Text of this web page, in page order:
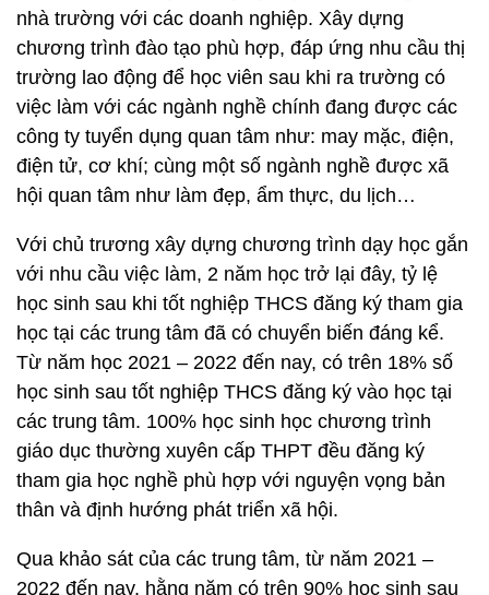
nhà trường với các doanh nghiệp. Xây dựng
chương trình đào tạo phù hợp, đáp ứng nhu cầu thị
trường lao động để học viên sau khi ra trường có
việc làm với các ngành nghề chính đang được các
công ty tuyển dụng quan tâm như: may mặc, điện,
điện tử, cơ khí; cùng một số ngành nghề được xã
hội quan tâm như làm đẹp, ẩm thực, du lịch…
Với chủ trương xây dựng chương trình dạy học gắn
với nhu cầu việc làm, 2 năm học trở lại đây, tỷ lệ
học sinh sau khi tốt nghiệp THCS đăng ký tham gia
học tại các trung tâm đã có chuyển biến đáng kể.
Từ năm học 2021 – 2022 đến nay, có trên 18% số
học sinh sau tốt nghiệp THCS đăng ký vào học tại
các trung tâm. 100% học sinh học chương trình
giáo dục thường xuyên cấp THPT đều đăng ký
tham gia học nghề phù hợp với nguyện vọng bản
thân và định hướng phát triển xã hội.
Qua khảo sát của các trung tâm, từ năm 2021 –
2022 đến nay, hằng năm có trên 90% học sinh sau